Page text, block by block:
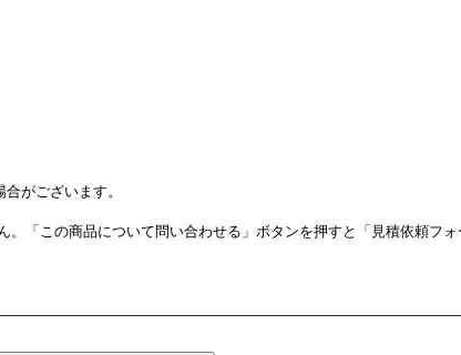
がございます。
「この商品について問い合わせる」ボタンを押すと「見積依頼フォ